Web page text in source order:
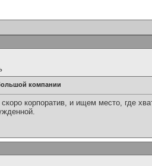
компании
корпоратив, и ищем место, где